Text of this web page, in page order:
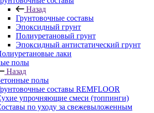
Назад
Грунтовочные составы
Эпоксидный грунт
Полиуретановый грунт
Эпоксидный антистатический грунт
лаки
полы
Назад
полы
составы REMFLOOR
упрочняющие смеси (топпинги)
по уходу за свежевыложенным